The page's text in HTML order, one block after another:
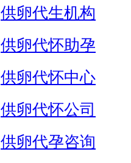
供卵代生机构
供卵代怀助孕
供卵代怀中心
供卵代怀公司
供卵代孕咨询